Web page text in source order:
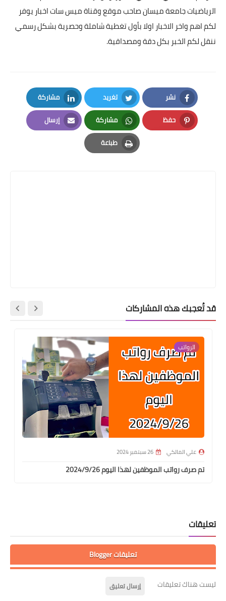
الرياضيات جامعة ميسان صاحب موقع وقناة ميس سات اخبار يوفر
لكم اهم واخر الاخبار اولا بأول تغطية شاملة وحصرية بشكل رسمي
ننقل لكم الخبر بكل دقة ومصداقية.
نشر
Facebook
تغريد
Twitter
مشاركة
LinkedIn
حفظ
Pinterest
مشاركة
Whatsapp
إرسال
Email
طباعة
Print
قد تُعجبك هذه المشاركات
الرواتب
علي المالكي 26 سبتمبر 2024
تم صرف رواتب الموظفين لهذا اليوم 2024/9/26
تعليقات
تعليقات Blogger
ليست هناك تعليقات إرسال تعليق